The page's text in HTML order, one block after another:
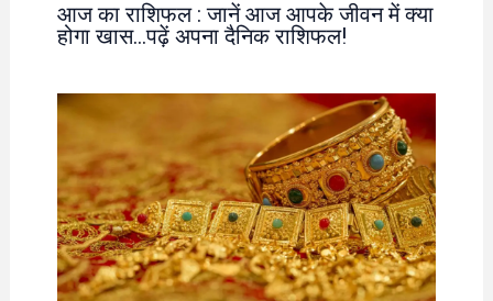
आज का राशिफल : जानें आज आपके जीवन में क्या
होगा खास…पढ़ें अपना दैनिक राशिफल!